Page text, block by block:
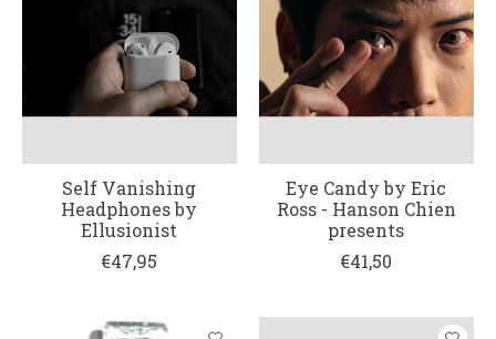
Self Vanishing
Headphones by
Ellusionist
€47,95
Eye Candy by Eric
Ross - Hanson Chien
presents
€41,50